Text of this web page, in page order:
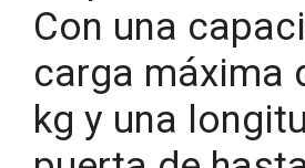
Con una
carga máxima
kg y una